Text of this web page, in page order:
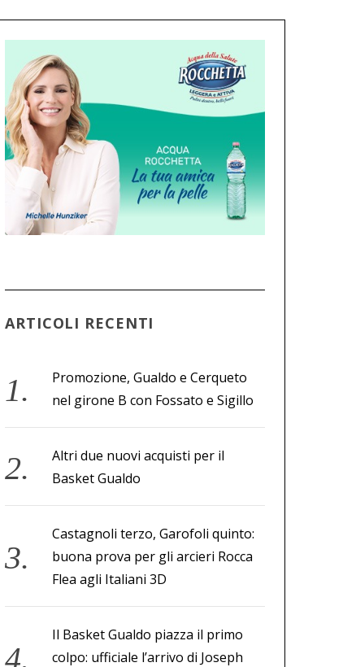
ARTICOLI RECENTI
Promozione, Gualdo e Cerqueto
nel girone B con Fossato e Sigillo
Altri due nuovi acquisti per il
Basket Gualdo
Castagnoli terzo, Garofoli quinto:
buona prova per gli arcieri Rocca
Flea agli Italiani 3D
Il Basket Gualdo piazza il primo
colpo: ufficiale l’arrivo di Joseph